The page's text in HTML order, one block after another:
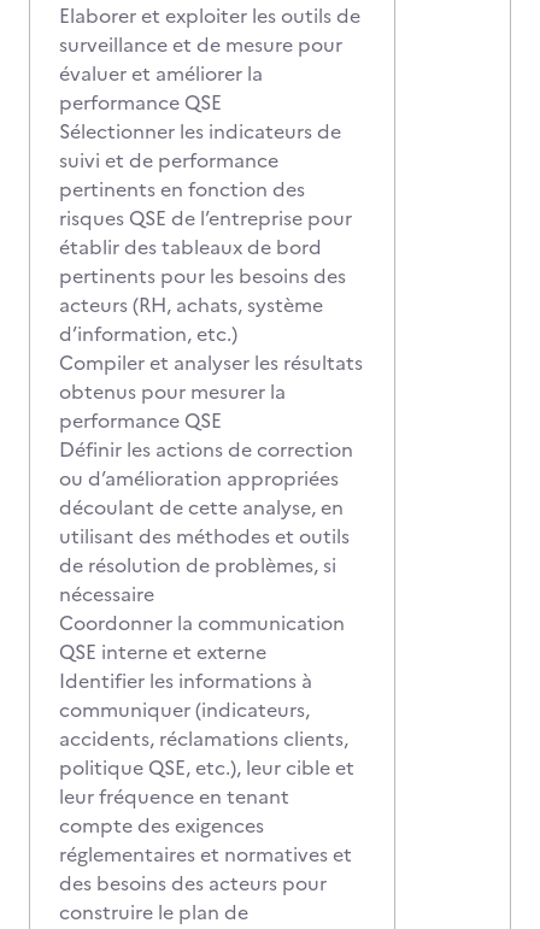
Elaborer et exploiter les outils de
surveillance et de mesure pour
évaluer et améliorer la
performance QSE
Sélectionner les indicateurs de
suivi et de performance
pertinents en fonction des
risques QSE de l’entreprise pour
établir des tableaux de bord
pertinents pour les besoins des
acteurs (RH, achats, système
d’information, etc.)
Compiler et analyser les résultats
obtenus pour mesurer la
performance QSE
Définir les actions de correction
ou d’amélioration appropriées
découlant de cette analyse, en
utilisant des méthodes et outils
de résolution de problèmes, si
nécessaire
Coordonner la communication
QSE interne et externe
Identifier les informations à
communiquer (indicateurs,
accidents, réclamations clients,
politique QSE, etc.), leur cible et
leur fréquence en tenant
compte des exigences
réglementaires et normatives et
des besoins des acteurs pour
construire le plan de